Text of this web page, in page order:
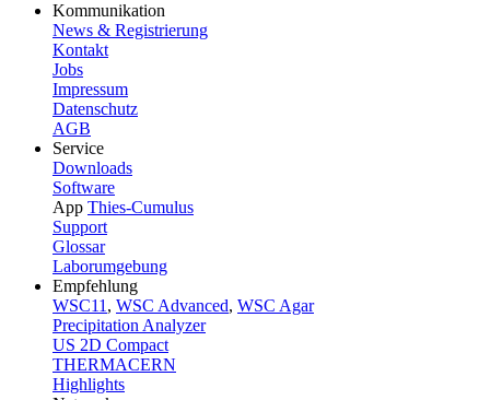
Kommunikation
News & Registrierung
Kontakt
Jobs
Impressum
Datenschutz
AGB
Service
Downloads
Software
App Thies-Cumulus
Support
Glossar
Laborumgebung
Empfehlung
WSC11, WSC Advanced, WSC Agar
Precipitation Analyzer
US 2D Compact
THERMACERN
Highlights